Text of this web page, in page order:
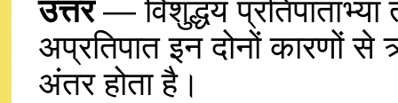
उत्तर— विशुद्धय प्रतिपाताभ्यां
अप्रतिपात इन दोनों कारणों
अंतर होता है।